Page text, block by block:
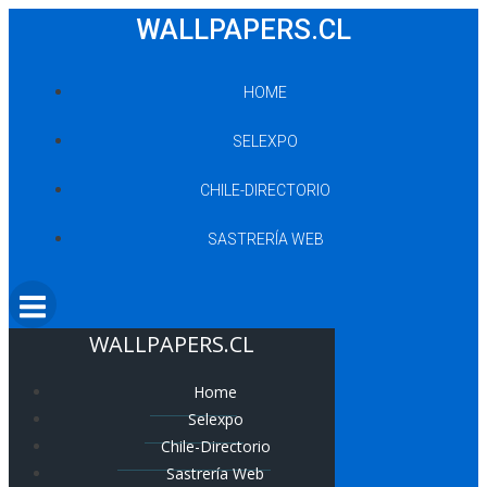
WALLPAPERS.CL
HOME
SELEXPO
CHILE-DIRECTORIO
SASTRERÍA WEB
WALLPAPERS.CL
Home
Selexpo
Chile-Directorio
Sastrería Web